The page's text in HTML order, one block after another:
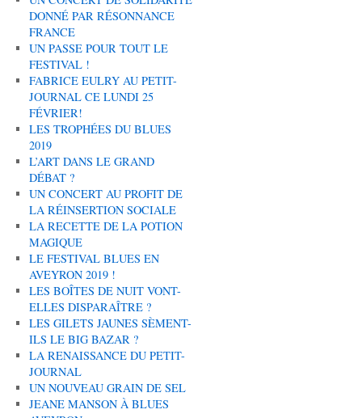
DONNÉ PAR RÉSONNANCE
FRANCE
UN PASSE POUR TOUT LE
FESTIVAL !
FABRICE EULRY AU PETIT-
JOURNAL CE LUNDI 25
FÉVRIER!
LES TROPHÉES DU BLUES
2019
L’ART DANS LE GRAND
DÉBAT ?
UN CONCERT AU PROFIT DE
LA RÉINSERTION SOCIALE
LA RECETTE DE LA POTION
MAGIQUE
LE FESTIVAL BLUES EN
AVEYRON 2019 !
LES BOÎTES DE NUIT VONT-
ELLES DISPARAÎTRE ?
LES GILETS JAUNES SÈMENT-
ILS LE BIG BAZAR ?
LA RENAISSANCE DU PETIT-
JOURNAL
UN NOUVEAU GRAIN DE SEL
JEANE MANSON À BLUES